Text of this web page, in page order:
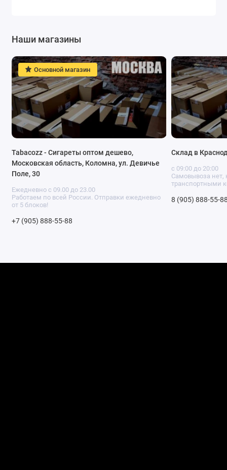
Наши магазины
Основной магазин
Tabacozz - Сигареты оптом дешево,
Московская область, Коломна, ул. Девичье
Поле, 30
Ежедневно с 09.00 до 23.00
Работаем по всей России. Отправки ежедневно
от 5 блоков!
+7 (905) 888-55-88
Склад в
с 09:00 до 20:00
Самовывоза нет,
транспортными
8 (905) 888-55-